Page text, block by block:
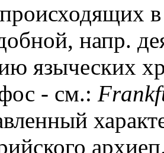
в
напр.
языческих
- см.: